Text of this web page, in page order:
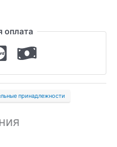
оплата
принадлежности